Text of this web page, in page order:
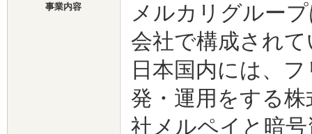
事業内容
メルカリグルー
会社で構成され
日本国内には、
発・運用をする
社メルペイと暗